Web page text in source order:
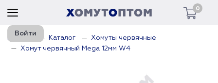
0
Войти
Главная Каталог
Хомуты червячные
Хомут червячный Mega 12мм W4